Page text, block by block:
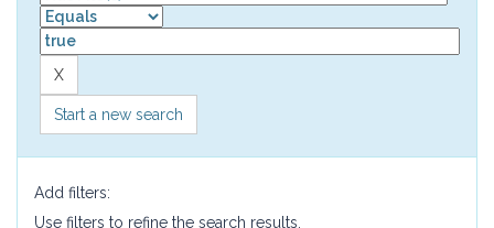
Start a new search
Add filters:
Use filters to refine the search results.